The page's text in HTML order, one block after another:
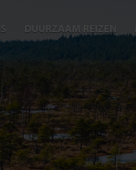
DUURZAAM REIZEN